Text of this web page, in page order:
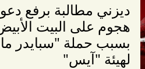
ديزني مطالبة برفع
هجوم على البيت
بسبب حملة "سبايدر
لهيئة "آيس"